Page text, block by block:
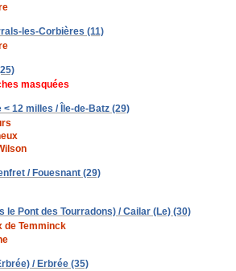
les-Corbières (11)
masquées
12 milles / Île-de-Batz (29)
/ Fouesnant (29)
le Pont des Tourradons) / Cailar (Le) (30)
de Temminck
/ Erbrée (35)